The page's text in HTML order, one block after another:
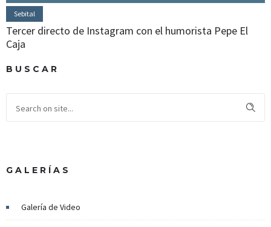
Sebital
Tercer directo de Instagram con el humorista Pepe El
Caja
BUSCAR
GALERÍAS
Galería de Video